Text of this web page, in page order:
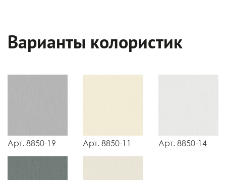
Варианты колористик
Арт. 8850-19 Арт. 8850-11 Арт. 8850-14